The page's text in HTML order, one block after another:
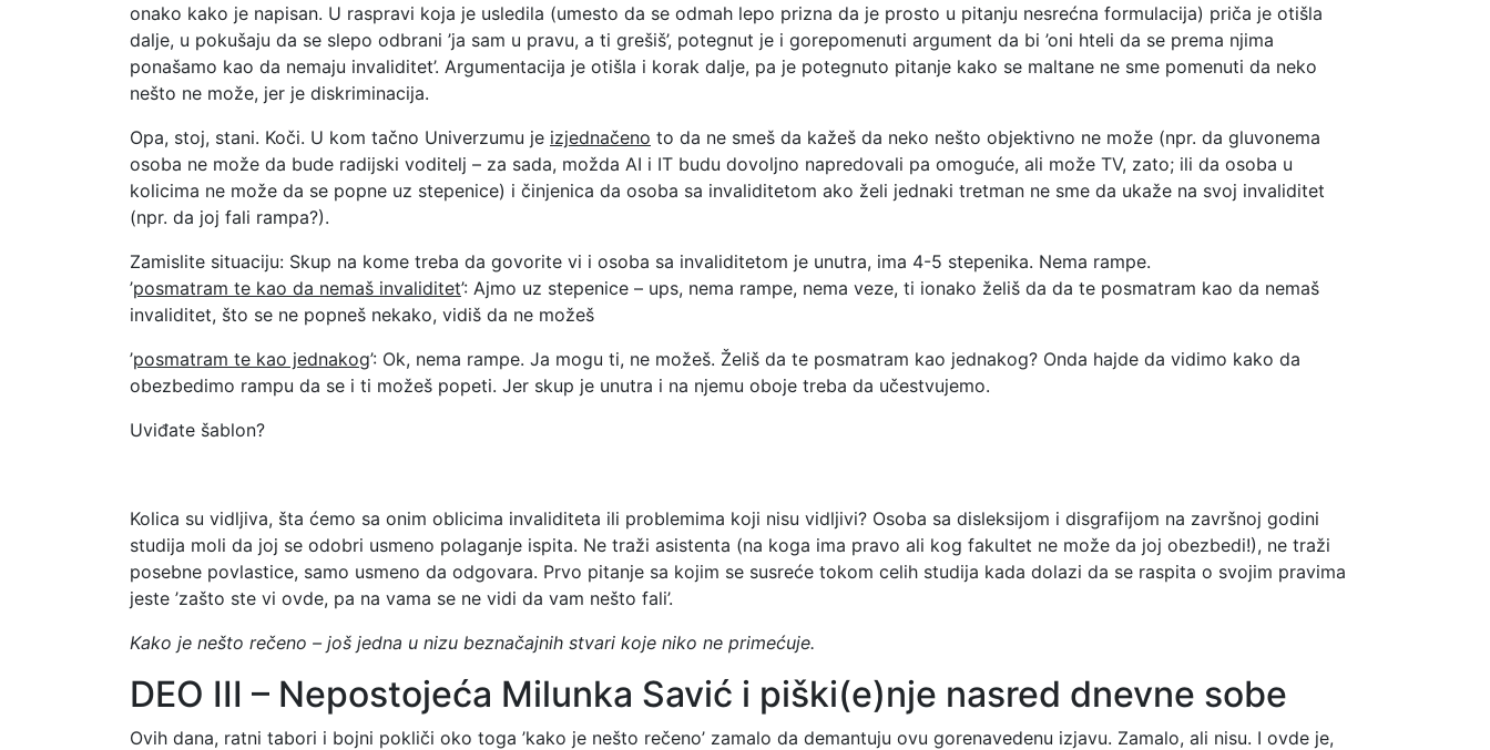
onako kako je napisan. U raspravi koja je usledila (umesto da se odmah lepo prizna da je prosto u pitanju nesrećna formulacija) priča je otišla
dalje, u pokušaju da se slepo odbrani ’ja sam u pravu, a ti grešiš’, potegnut je i gorepomenuti argument da bi ’oni hteli da se prema njima
ponašamo kao da nemaju invaliditet’. Argumentacija je otišla i korak dalje, pa je potegnuto pitanje kako se maltane ne sme pomenuti da neko
nešto ne može, jer je diskriminacija.
Opa, stoj, stani. Koči. U kom tačno Univerzumu je izjednačeno to da ne smeš da kažeš da neko nešto objektivno ne može (npr. da gluvonema
osoba ne može da bude radijski voditelj – za sada, možda AI i IT budu dovoljno napredovali pa omoguće, ali može TV, zato; ili da osoba u
kolicima ne može da se popne uz stepenice) i činjenica da osoba sa invaliditetom ako želi jednaki tretman ne sme da ukaže na svoj invaliditet
(npr. da joj fali rampa?).
Zamislite situaciju: Skup na kome treba da govorite vi i osoba sa invaliditetom je unutra, ima 4-5 stepenika. Nema rampe.
’posmatram te kao da nemaš invaliditet’: Ajmo uz stepenice – ups, nema rampe, nema veze, ti ionako želiš da da te posmatram kao da nemaš
invaliditet, što se ne popneš nekako, vidiš da ne možeš
’posmatram te kao jednakog’: Ok, nema rampe. Ja mogu ti, ne možeš. Želiš da te posmatram kao jednakog? Onda hajde da vidimo kako da
obezbedimo rampu da se i ti možeš popeti. Jer skup je unutra i na njemu oboje treba da učestvujemo.
Uviđate šablon?
Kolica su vidljiva, šta ćemo sa onim oblicima invaliditeta ili problemima koji nisu vidljivi? Osoba sa disleksijom i disgrafijom na završnoj godini
studija moli da joj se odobri usmeno polaganje ispita. Ne traži asistenta (na koga ima pravo ali kog fakultet ne može da joj obezbedi!), ne traži
posebne povlastice, samo usmeno da odgovara. Prvo pitanje sa kojim se susreće tokom celih studija kada dolazi da se raspita o svojim pravima
jeste ’zašto ste vi ovde, pa na vama se ne vidi da vam nešto fali’.
Kako je nešto rečeno – još jedna u nizu beznačajnih stvari koje niko ne primećuje.
DEO III – Nepostojeća Milunka Savić i piški(e)nje nasred dnevne sobe
Ovih dana, ratni tabori i bojni pokliči oko toga ’kako je nešto rečeno’ zamalo da demantuju ovu gorenavedenu izjavu. Zamalo, ali nisu. I ovde je,